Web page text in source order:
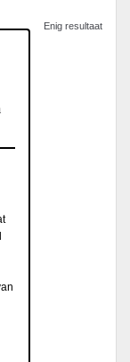
Enig resultaat